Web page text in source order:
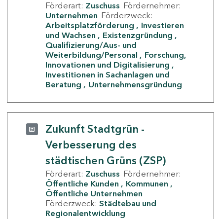
Förderart: Zuschuss Fördernehmer:
Unternehmen Förderzweck:
Arbeitsplatzförderung
Investieren
und Wachsen
Existenzgründung
Qualifizierung/Aus- und
Weiterbildung/Personal
Forschung,
Innovationen und Digitalisierung
Investitionen in Sachanlagen und
Beratung
Unternehmensgründung
Zukunft Stadtgrün -
Verbesserung des
städtischen Grüns (ZSP)
Förderart: Zuschuss Fördernehmer:
Öffentliche Kunden
Kommunen
Öffentliche Unternehmen
Förderzweck: Städtebau und
Regionalentwicklung